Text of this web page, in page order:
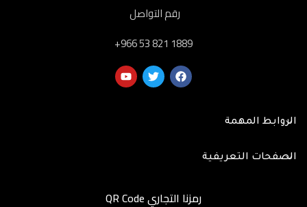
رقم التواصل
‎+966 53 821 1889
الروابط المهمة
الصفحات التعريفية
رمزنا التجاري QR Code